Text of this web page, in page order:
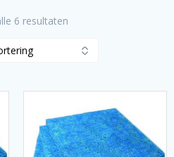
6 resultaten